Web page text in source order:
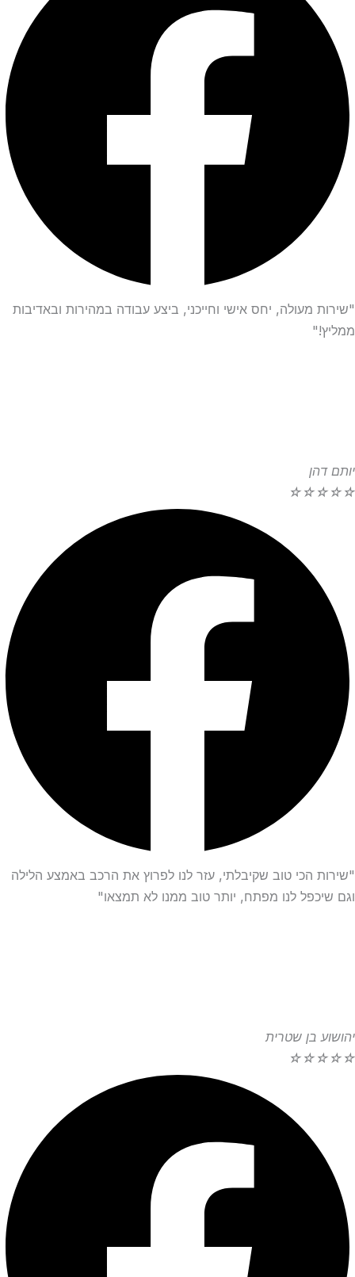
"שירות מעולה, יחס אישי וחייכני, ביצע עבודה במהירות ובאדיבות
ממליץ!"
יותם דהן
☆
☆
☆
☆
☆
"שירות הכי טוב שקיבלתי, עזר לנו לפרוץ את הרכב באמצע הלילה
וגם שיכפל לנו מפתח, יותר טוב ממנו לא תמצאו"
יהושוע בן שטרית
☆
☆
☆
☆
☆